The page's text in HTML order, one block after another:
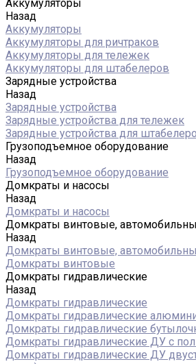
Аккумуляторы
Назад
Аккумуляторы
Аккумуляторы для ричтраков
Аккумуляторы для тележек
Аккумуляторы для штабелеров
Зарядные устройства
Назад
Зарядные устройства
Зарядные устройства для тележек
Зарядные устройства для
Грузоподъемное оборудование
Назад
Грузоподъемное оборудование
Домкраты и насосы
Назад
Домкраты и насосы
Домкраты винтовые,
Назад
Домкраты винтовые,
Домкраты винтовые
Домкраты гидравлические
Назад
Домкраты гидравлические
Домкраты гидравлические
Домкраты гидравлические
Домкраты гидравлические ДУ c
Домкраты гидравлические ДУ